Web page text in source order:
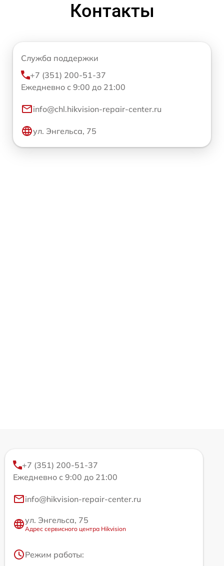
Контакты
Служба поддержки
+7 (351) 200-51-37
Ежедневно с 9:00 до 21:00
info@chl.hikvision-repair-center.ru
ул. Энгельса, 75
+7 (351) 200-51-37
Ежедневно с 9:00 до 21:00
info@hikvision-repair-center.ru
ул. Энгельса, 75
Адрес сервисного центра Hikvision
Режим работы: